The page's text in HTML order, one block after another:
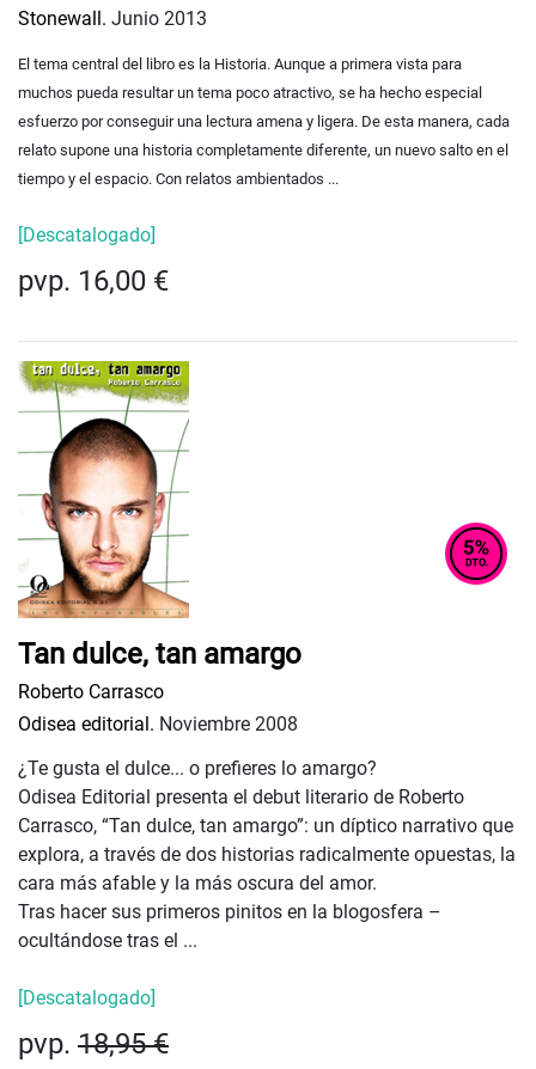
Stonewall. Junio 2013
El tema central del libro es la Historia. Aunque a primera vista para
muchos pueda resultar un tema poco atractivo, se ha hecho especial
esfuerzo por conseguir una lectura amena y ligera. De esta manera, cada
relato supone una historia completamente diferente, un nuevo salto en el
tiempo y el espacio. Con relatos ambientados ...
[Descatalogado]
pvp. 16,00 €
Tan dulce, tan amargo
Roberto Carrasco
Odisea editorial. Noviembre 2008
¿Te gusta el dulce... o prefieres lo amargo?
Odisea Editorial presenta el debut literario de Roberto
Carrasco, “Tan dulce, tan amargo”: un díptico narrativo que
explora, a través de dos historias radicalmente opuestas, la
cara más afable y la más oscura del amor.
Tras hacer sus primeros pinitos en la blogosfera –
ocultándose tras el ...
[Descatalogado]
pvp. 18,95 €